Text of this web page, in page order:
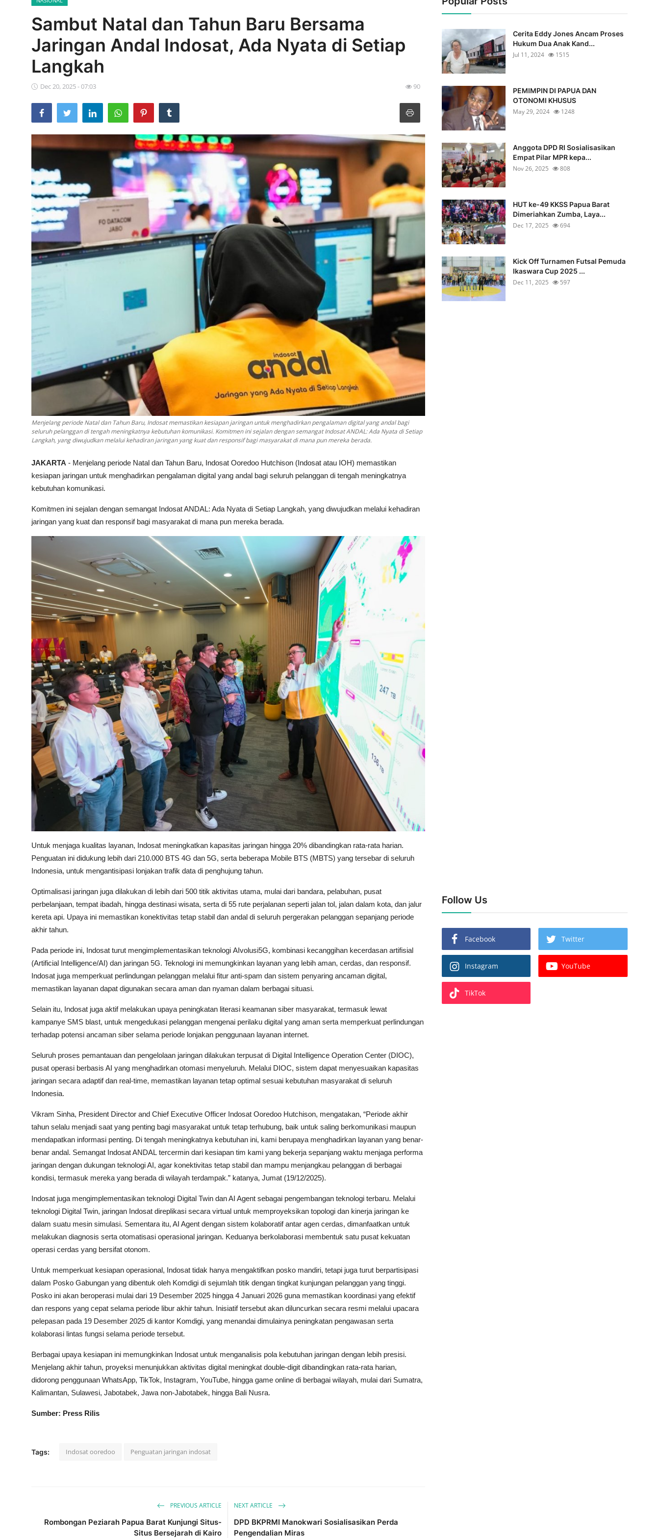
ParlementariaSambut Natal dan Tahun Baru Bersama
Jaringan Andal Indosat, Ada Nyata di Setiap
Langkah
Dec 20, 2025 - 07:03 90
Menjelang periode Natal dan Tahun Baru, Indosat memastikan kesiapan jaringan untuk menghadirkan pengalaman digital yang andal bagi
seluruh pelanggan di tengah meningkatnya kebutuhan komunikasi. Komitmen ini sejalan dengan semangat Indosat ANDAL: Ada Nyata di Setiap
Langkah, yang diwujudkan melalui kehadiran jaringan yang kuat dan responsif bagi masyarakat di mana pun mereka berada.
JAKARTA - Menjelang periode Natal dan Tahun Baru, Indosat Ooredoo Hutchison (Indosat atau IOH) memastikan
kesiapan jaringan untuk menghadirkan pengalaman digital yang andal bagi seluruh pelanggan di tengah meningkatnya
kebutuhan komunikasi.
Komitmen ini sejalan dengan semangat Indosat ANDAL: Ada Nyata di Setiap Langkah, yang diwujudkan melalui kehadiran
jaringan yang kuat dan responsif bagi masyarakat di mana pun mereka berada.
Untuk menjaga kualitas layanan, Indosat meningkatkan kapasitas jaringan hingga 20% dibandingkan rata-rata harian.
Penguatan ini didukung lebih dari 210.000 BTS 4G dan 5G, serta beberapa Mobile BTS (MBTS) yang tersebar di seluruh
Indonesia, untuk mengantisipasi lonjakan trafik data di penghujung tahun.
Optimalisasi jaringan juga dilakukan di lebih dari 500 titik aktivitas utama, mulai dari bandara, pelabuhan, pusat
perbelanjaan, tempat ibadah, hingga destinasi wisata, serta di 55 rute perjalanan seperti jalan tol, jalan dalam kota, dan jalur
kereta api. Upaya ini memastikan konektivitas tetap stabil dan andal di seluruh pergerakan pelanggan sepanjang periode
akhir tahun.
Pada periode ini, Indosat turut mengimplementasikan teknologi AIvolusi5G, kombinasi kecanggihan kecerdasan artifisial
(Artificial Intelligence/AI) dan jaringan 5G. Teknologi ini memungkinkan layanan yang lebih aman, cerdas, dan responsif.
Indosat juga memperkuat perlindungan pelanggan melalui fitur anti-spam dan sistem penyaring ancaman digital,
memastikan layanan dapat digunakan secara aman dan nyaman dalam berbagai situasi.
Selain itu, Indosat juga aktif melakukan upaya peningkatan literasi keamanan siber masyarakat, termasuk lewat
kampanye SMS blast, untuk mengedukasi pelanggan mengenai perilaku digital yang aman serta memperkuat perlindungan
terhadap potensi ancaman siber selama periode lonjakan penggunaan layanan internet.
Seluruh proses pemantauan dan pengelolaan jaringan dilakukan terpusat di Digital Intelligence Operation Center (DIOC),
pusat operasi berbasis AI yang menghadirkan otomasi menyeluruh. Melalui DIOC, sistem dapat menyesuaikan kapasitas
jaringan secara adaptif dan real-time, memastikan layanan tetap optimal sesuai kebutuhan masyarakat di seluruh
Indonesia.
Vikram Sinha, President Director and Chief Executive Officer Indosat Ooredoo Hutchison, mengatakan, “Periode akhir
tahun selalu menjadi saat yang penting bagi masyarakat untuk tetap terhubung, baik untuk saling berkomunikasi maupun
mendapatkan informasi penting. Di tengah meningkatnya kebutuhan ini, kami berupaya menghadirkan layanan yang benar-
benar andal. Semangat Indosat ANDAL tercermin dari kesiapan tim kami yang bekerja sepanjang waktu menjaga performa
jaringan dengan dukungan teknologi AI, agar konektivitas tetap stabil dan mampu menjangkau pelanggan di berbagai
kondisi, termasuk mereka yang berada di wilayah terdampak.” katanya, Jumat (19/12/2025).
Indosat juga mengimplementasikan teknologi Digital Twin dan AI Agent sebagai pengembangan teknologi terbaru. Melalui
teknologi Digital Twin, jaringan Indosat direplikasi secara virtual untuk memproyeksikan topologi dan kinerja jaringan ke
dalam suatu mesin simulasi. Sementara itu, AI Agent dengan sistem kolaboratif antar agen cerdas, dimanfaatkan untuk
melakukan diagnosis serta otomatisasi operasional jaringan. Keduanya berkolaborasi membentuk satu pusat kekuatan
operasi cerdas yang bersifat otonom.
Untuk memperkuat kesiapan operasional, Indosat tidak hanya mengaktifkan posko mandiri, tetapi juga turut berpartisipasi
dalam Posko Gabungan yang dibentuk oleh Komdigi di sejumlah titik dengan tingkat kunjungan pelanggan yang tinggi.
Posko ini akan beroperasi mulai dari 19 Desember 2025 hingga 4 Januari 2026 guna memastikan koordinasi yang efektif
dan respons yang cepat selama periode libur akhir tahun. Inisiatif tersebut akan diluncurkan secara resmi melalui upacara
pelepasan pada 19 Desember 2025 di kantor Komdigi, yang menandai dimulainya peningkatan pengawasan serta
kolaborasi lintas fungsi selama periode tersebut.
Berbagai upaya kesiapan ini memungkinkan Indosat untuk menganalisis pola kebutuhan jaringan dengan lebih presisi.
Menjelang akhir tahun, proyeksi menunjukkan aktivitas digital meningkat double-digit dibandingkan rata-rata harian,
didorong penggunaan WhatsApp, TikTok, Instagram, YouTube, hingga game online di berbagai wilayah, mulai dari Sumatra,
Kalimantan, Sulawesi, Jabotabek, Jawa non-Jabotabek, hingga Bali Nusra.
Sumber: Press Rilis
Tags: Indosat ooredoo Penguatan jaringan indosat
PREVIOUS ARTICLE
Rombongan Peziarah Papua Barat Kunjungi Situs-
Situs Bersejarah di Kairo
NEXT ARTICLE
DPD BKPRMI Manokwari Sosialisasikan Perda
Pengendalian Miras
Cerita Eddy Jones Ancam Proses
Hukum Dua Anak Kand...
Jul 11, 2024
1515
PEMIMPIN DI PAPUA DAN
OTONOMI KHUSUS
May 29, 2024
1248
Anggota DPD RI Sosialisasikan
Empat Pilar MPR kepa...
Nov 26, 2025
808
HUT ke-49 KKSS Papua Barat
Dimeriahkan Zumba, Laya...
Dec 17, 2025
694
Kick Off Turnamen Futsal Pemuda
Ikaswara Cup 2025 ...
Dec 11, 2025
597
Follow Us
Facebook Twitter
Instagram YouTube
TikTok